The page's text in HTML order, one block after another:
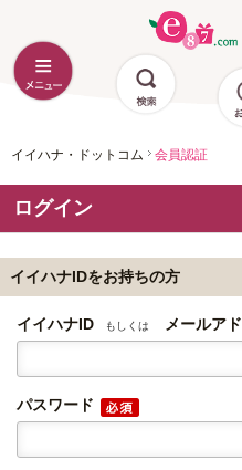
イイハナ・ドットコム 会員認証
ログイン
イイハナIDをお持ちの方
イイハナID もしくは メールア
パスワード